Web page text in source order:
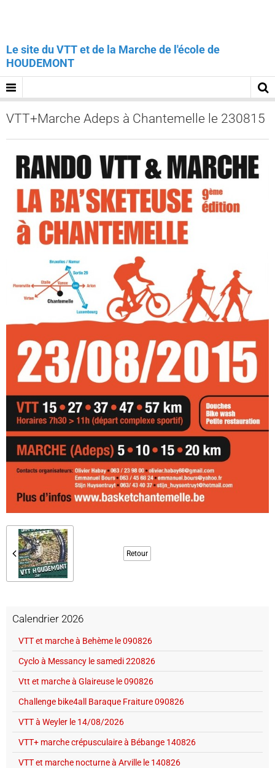
Le site du VTT et de la Marche de l'école de
HOUDEMONT
VTT+Marche Adeps à Chantemelle le 230815
Retour
Calendrier 2026
VTT et marche à Behème le 090826
Cyclo à Messancy le samedi 220826
Vtt et marche à Glaireuse le 090826
Challenge bike4all Baraque Fraiture 090826
VTT à Weyler le 14/08/2026
VTT+ marche crépusculaire à Bébange 140826
VTT et marche nocturne à Arville le 140826